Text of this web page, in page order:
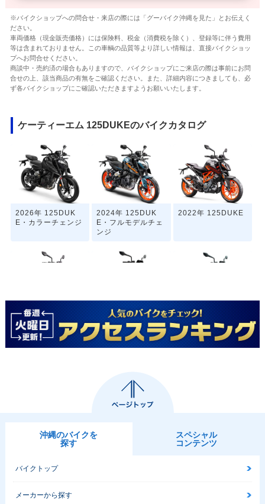
※バイクショップへの問合せ・来店の際には「グーバイク沖縄を見た」とお伝えく
ださい。
車両価格（現金販売価格）には保険料、税金（消費税を除く）、登録等に伴う費用
等は含まれておりません。この車輌の品質等より詳しい情報は、直接バイクショッ
プへお問合せください。
商談中・売約済の場合もありますので、バイクショップにご来店の際は事前にお問
合せの上、該当商品の有無をご確認ください。また、詳細内容につきましても、必
ず各バイクショップにご確認いただきますようお願いいたします。
ケーティーエム 125DUKEのバイクカタログ
2026年 125DUK
E・カラーチェンジ
2024年 125DUK
E・フルモデルチェ
ンジ
2022年 125DUKE
2021年 125DUK
E・カラーチェンジ
2018年 125DUK
E・カラーチェンジ
2017年 125DUK
E・フルモデルチェ
ンジ
E・その他
E・マイナーチェン
E・カラーチェンジ
沖縄のバイクを
探す
スペシャル
コンテンツ
バイクトップ
メーカーから探す